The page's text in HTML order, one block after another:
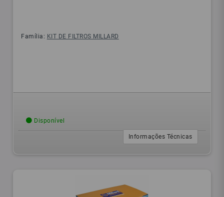
Família: KIT DE FILTROS MILLARD
Disponível
Informações Técnicas